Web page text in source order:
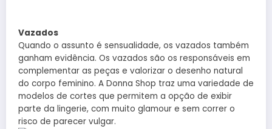
Vazados
Quando o assunto é sensualidade, os vazados também
ganham evidência. Os vazados são os responsáveis em
complementar as peças e valorizar o desenho natural
do corpo feminino. A Donna Shop traz uma variedade de
modelos de cortes que permitem a opção de exibir
parte da lingerie, com muito glamour e sem correr o
risco de parecer vulgar.